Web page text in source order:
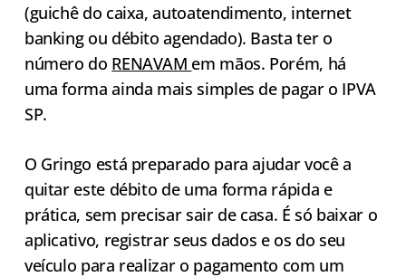
(guichê do caixa, autoatendimento, internet
banking ou débito agendado). Basta ter o
número do RENAVAM em mãos. Porém, há
uma forma ainda mais simples de pagar o IPVA
SP.
O Gringo está preparado para ajudar você a
quitar este débito de uma forma rápida e
prática, sem precisar sair de casa. É só baixar o
aplicativo, registrar seus dados e os do seu
veículo para realizar o pagamento com um